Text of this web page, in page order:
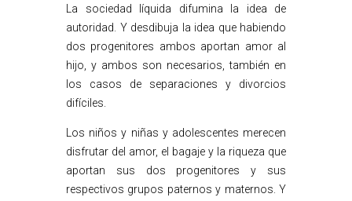
La sociedad líquida difumina la idea de
autoridad. Y desdibuja la idea que habiendo
dos progenitores ambos aportan amor al
hijo, y ambos son necesarios, también en
los casos de separaciones y divorcios
difíciles.
Los niños y niñas y adolescentes merecen
disfrutar del amor, el bagaje y la riqueza que
aportan sus dos progenitores y sus
respectivos grupos paternos y maternos. Y